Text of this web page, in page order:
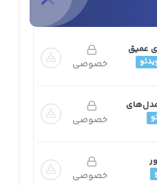
عمیق
خصوصی
مدل‌های
خصوصی
خصوصی